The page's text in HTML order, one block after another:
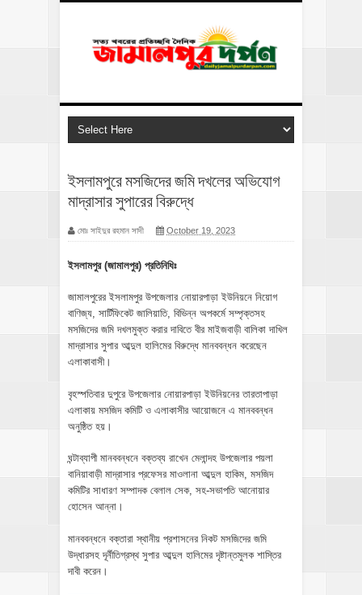
ইসলামপুরে মসজিদের জমি দখলের অভিযোগ
মাদ্রাসার সুপারের বিরুদ্ধে
মোঃ সাইদুর রহমান সাদী October 19, 2023
ইসলামপুর (জামালপুর) প্রতিনিধিঃ
জামালপুরের ইসলামপুর উপজেলার নোয়ারপাড়া ইউনিয়নে নিয়োগ
বাণিজ্য, সার্টিফিকেট জালিয়াতি, বিভিন্ন অপকর্মে সম্পৃক্তসহ
মসজিদের জমি দখলমুক্ত করার দাবিতে বীর মাইজবাড়ী বালিকা দাখিল
মাদ্রাসার সুপার আব্দুল হালিমের বিরুদ্ধে মানববন্ধন করেছেন
এলাকাবাসী।
বৃহস্পতিবার দুপুরে উপজেলার নোয়ারপাড়া ইউনিয়নের তারতাপাড়া
এলাকায় মসজিদ কমিটি ও এলাকাসীর আয়োজনে এ মানববন্ধন
অনুষ্ঠিত হয়।
ঘন্টাব্যাপী মানববন্ধনে বক্তব্য রাখেন মেলান্দহ উপজেলার পয়লা
বানিয়াবাড়ী মাদ্রাসার প্রফেসর মাওলানা আব্দুল হাকিম, মসজিদ
কমিটির সাধারণ সম্পাদক বেলাল সেক, সহ-সভাপতি আনোয়ার
হোসেন আন্না।
মানববন্ধনে বক্তারা স্থানীয় প্রশাসনের নিকট মসজিদের জমি
উদ্ধারসহ দূর্নীতিগ্রস্থ সুপার আব্দুল হালিমের দৃষ্টান্তমুলক শাস্তির
দাবী করেন।